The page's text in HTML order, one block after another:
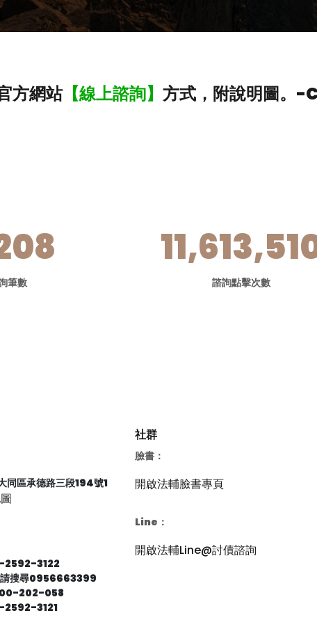
方網站【線上諮詢】 方式，附說明圖。 -
筆數 諮詢點擊次數
同區承德路三段194號1
2592-3122
搜尋0956663399
202-058
2592-3121
社群
臉書：
開啟法輔臉書專頁
Line：
開啟法輔Line@討債諮詢